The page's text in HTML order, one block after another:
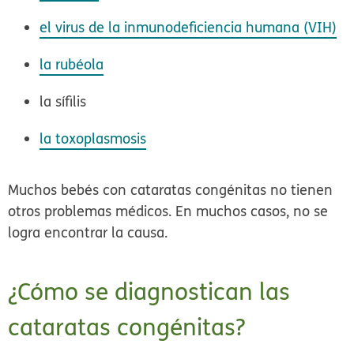
el virus de la inmunodeficiencia humana (VIH)
la rubéola
la sífilis
la toxoplasmosis
Muchos bebés con cataratas congénitas no tienen
otros problemas médicos. En muchos casos, no se
logra encontrar la causa.
¿Cómo se diagnostican las
cataratas congénitas?